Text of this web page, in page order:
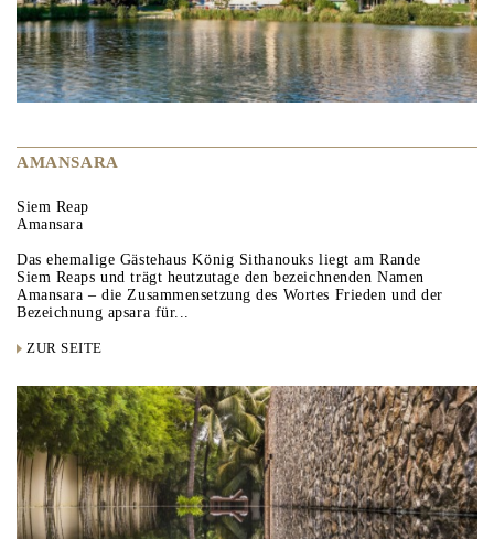
AMANSARA
Siem Reap
Amansara
Das ehemalige Gästehaus König Sithanouks liegt am Rande
Siem Reaps und trägt heutzutage den bezeichnenden Namen
Amansara – die Zusammensetzung des Wortes Frieden und der
Bezeichnung apsara für...
ZUR SEITE